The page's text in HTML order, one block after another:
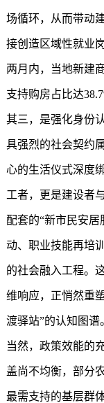
场循环，从而带动
接创造区域性就业
两月内，当地新建
支持购房占比达
其三，是强化身份
具强烈的社会契约
心的生活仪式深度
工者，更是建设者
配套的“新市民安
动、职业技能再培
的社会融入工程。
维响应，正悄然重
渡驿站”的认知图谱
当然，政策效能的
盖尚不均衡，部分
最需支持的基层群